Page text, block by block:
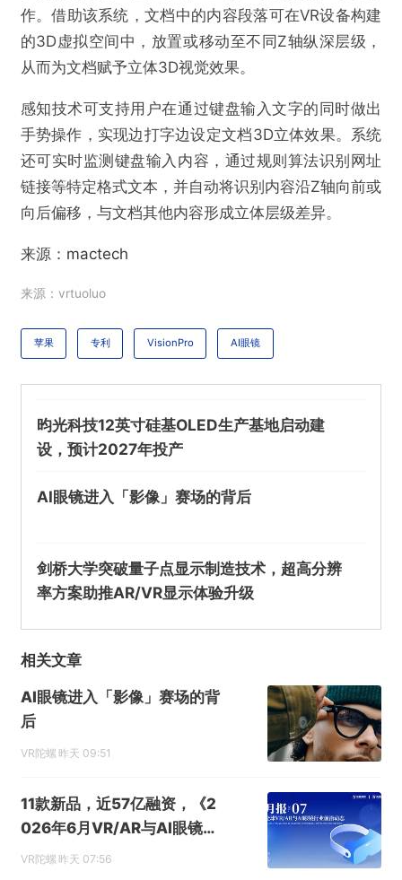
@VR陀螺
键盘实现3D文档编辑
不实信息 违法犯罪
作。借助该系统，文档中的内容段落可在VR设备构建
的3D虚拟空间中，放置或移动至不同Z轴纵深层级，
从而为文档赋予立体3D视觉效果。
感知技术可支持用户在通过键盘输入文字的同时做出
手势操作，实现边打字边设定文档3D立体效果。系统
还可实时监测键盘输入内容，通过规则算法识别网址
链接等特定格式文本，并自动将识别内容沿Z轴向前或
向后偏移，与文档其他内容形成立体层级差异。
来源： mactech
来源：vrtuoluo
苹果 专利 VisionPro AI眼镜
昀光科技12英寸硅基OLED生产基地启动建
设，预计2027年投产
AI眼镜进入「影像」赛场的背后
剑桥大学突破量子点显示制造技术，超高分辨
率方案助推AR/VR显示体验升级
相关文章
AI眼镜进入「影像」赛场的背
后
VR陀螺 昨天 09:51
11款新品，近57亿融资，《2
026年6月VR/AR与AI眼镜行
业月报》发布
VR陀螺 昨天 07:56